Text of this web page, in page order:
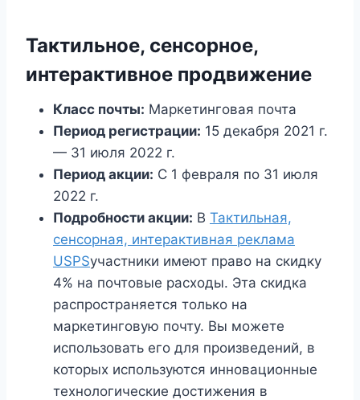
Тактильное, сенсорное,
интерактивное продвижение
Класс почты: Маркетинговая почта
Период регистрации: 15 декабря 2021 г.
— 31 июля 2022 г.
Период акции: С 1 февраля по 31 июля
2022 г.
Подробности акции: В Тактильная,
сенсорная, интерактивная реклама
USPSучастники имеют право на скидку
4% на почтовые расходы. Эта скидка
распространяется только на
маркетинговую почту. Вы можете
использовать его для произведений, в
которых используются инновационные
технологические достижения в